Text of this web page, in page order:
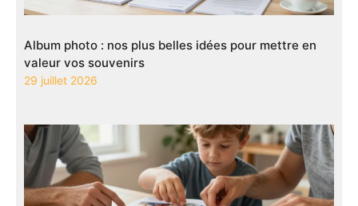
Album photo : nos plus belles idées pour mettre en
valeur vos souvenirs
29 juillet 2026